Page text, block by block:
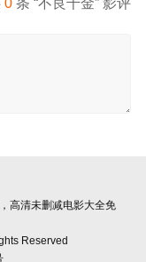
0 条 “不良千金” 影评
高清未删减电影大全免
Reserved